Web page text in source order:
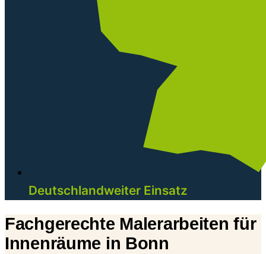
Deutschlandweiter Einsatz
Fachgerechte Malerarbeiten für
Innenräume in Bonn